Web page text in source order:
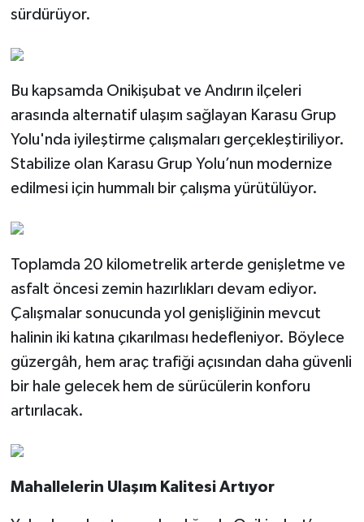
sürdürüyor.
Bu kapsamda Onikişubat ve Andırın ilçeleri
arasında alternatif ulaşım sağlayan Karasu Grup
Yolu'nda iyileştirme çalışmaları gerçekleştiriliyor.
Stabilize olan Karasu Grup Yolu’nun modernize
edilmesi için hummalı bir çalışma yürütülüyor.
Toplamda 20 kilometrelik arterde genişletme ve
asfalt öncesi zemin hazırlıkları devam ediyor.
Çalışmalar sonucunda yol genişliğinin mevcut
halinin iki katına çıkarılması hedefleniyor. Böylece
güzergâh, hem araç trafiği açısından daha güvenli
bir hale gelecek hem de sürücülerin konforu
artırılacak.
Mahallelerin Ulaşım Kalitesi Artıyor